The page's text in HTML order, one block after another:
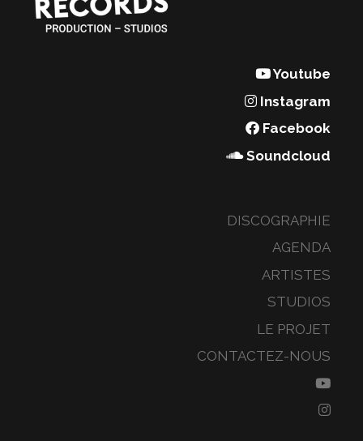
Youtube
Instagram
Facebook
Soundcloud
DISCOGRAPHIE
AGENDA
ARTISTES
STUDIOS
LE PROJET
CONTACTEZ-NOUS